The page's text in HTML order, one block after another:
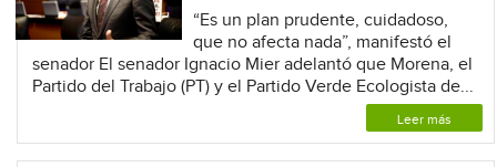
“Es un plan prudente, cuidadoso,
que no afecta nada”, manifestó el
senador El senador Ignacio Mier adelantó que Morena, el
Partido del Trabajo (PT) y el Partido Verde Ecologista de...
Leer más